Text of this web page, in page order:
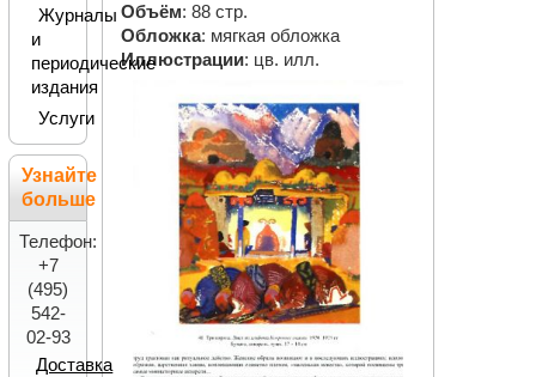
Объём: 88 стр.
Обложка: мягкая обложка
Иллюстрации: цв. илл.
Журналы
и
периодические
издания
Услуги
Узнайте
больше
Телефон:
+7
(495)
542-
02-93
Доставка